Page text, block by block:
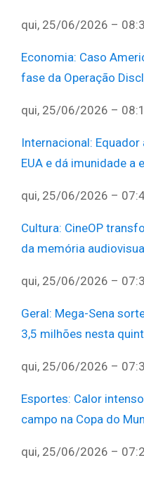
qui, 25/06/2026 –
Economia: Caso
fase da Operação
qui, 25/06/2026 –
Internacional:
EUA e dá imunidade a
qui, 25/06/2026 –
Cultura: CineOP
da memória
qui, 25/06/2026 –
Geral: Mega-Sena
3,5 milhões nesta
qui, 25/06/2026 –
Esportes: Calor
campo na Copa do
qui, 25/06/2026 –